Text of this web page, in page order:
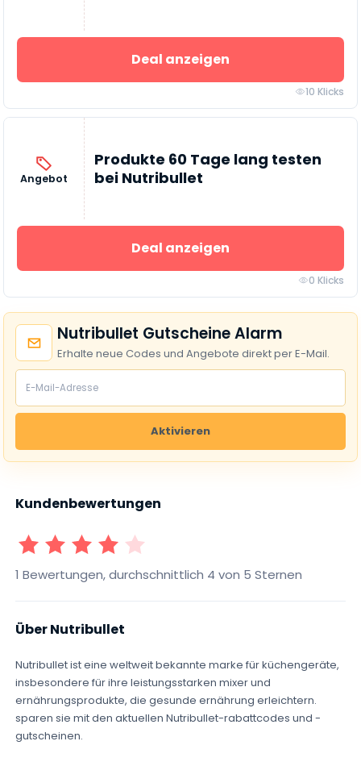
Deal anzeigen
10 Klicks
Angebot
Produkte 60 Tage lang testen
bei Nutribullet
Deal anzeigen
0 Klicks
Nutribullet Gutscheine Alarm
Erhalte neue Codes und Angebote direkt per E-Mail.
Aktivieren
Kundenbewertungen
1 Sterne2 Sterne3 Sterne4 Sterne5 Sterne
1 Bewertungen, durchschnittlich 4 von 5 Sternen
Über Nutribullet
Nutribullet ist eine weltweit bekannte marke für küchengeräte,
insbesondere für ihre leistungsstarken mixer und
ernährungsprodukte, die gesunde ernährung erleichtern.
sparen sie mit den aktuellen Nutribullet-rabattcodes und -
gutscheinen.